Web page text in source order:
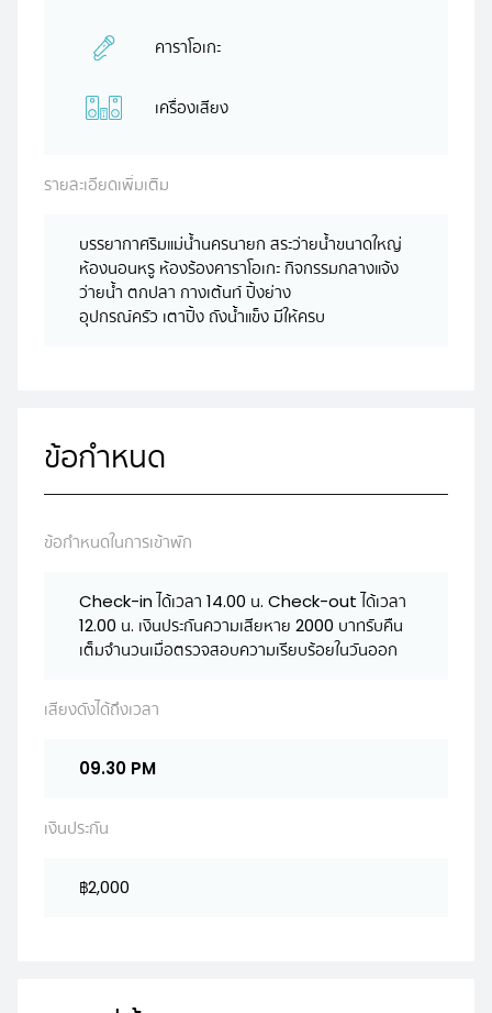
คาราโอเกะ
เครื่องเสียง
รายละเอียดเพิ่มเติม
บรรยากาศริมแม่น้ำนครนายก สระว่ายน้ำขนาดใหญ่
ห้องนอนหรู ห้องร้องคาราโอเกะ กิจกรรมกลางแจ้ง
ว่ายน้ำ ตกปลา กางเต้นท์ ปิ้งย่าง
อุปกรณ์ครัว เตาปิ้ง ถังน้ำแข็ง มีให้ครบ
ข้อกำหนด
ข้อกำหนดในการเข้าพัก
Check-in ได้เวลา 14.00 น. Check-out ได้เวลา
12.00 น. เงินประกันความเสียหาย 2000 บาทรับคืน
เต็มจำนวนเมื่อตรวจสอบความเรียบร้อยในวันออก
เสียงดังได้ถึงเวลา
09.30 PM
เงินประกัน
฿2,000